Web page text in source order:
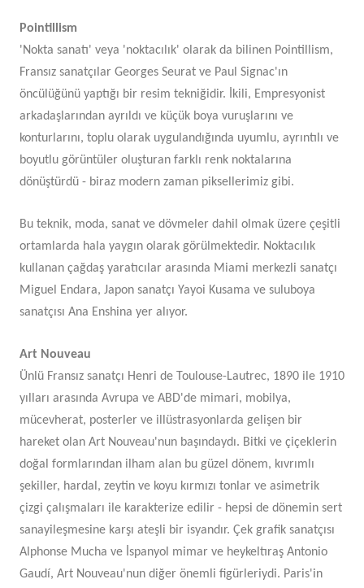
Pointillism
'Nokta sanatı' veya 'noktacılık' olarak da bilinen Pointillism,
Fransız sanatçılar Georges Seurat ve Paul Signac'ın
öncülüğünü yaptığı bir resim tekniğidir. İkili, Empresyonist
arkadaşlarından ayrıldı ve küçük boya vuruşlarını ve
konturlarını, toplu olarak uygulandığında uyumlu, ayrıntılı ve
boyutlu görüntüler oluşturan farklı renk noktalarına
dönüştürdü - biraz modern zaman piksellerimiz gibi.
Bu teknik, moda, sanat ve dövmeler dahil olmak üzere çeşitli
ortamlarda hala yaygın olarak görülmektedir. Noktacılık
kullanan çağdaş yaratıcılar arasında Miami merkezli sanatçı
Miguel Endara, Japon sanatçı Yayoi Kusama ve suluboya
sanatçısı Ana Enshina yer alıyor.
Art Nouveau
Ünlü Fransız sanatçı Henri de Toulouse-Lautrec, 1890 ile 1910
yılları arasında Avrupa ve ABD'de mimari, mobilya,
mücevherat, posterler ve illüstrasyonlarda gelişen bir
hareket olan Art Nouveau'nun başındaydı. Bitki ve çiçeklerin
doğal formlarından ilham alan bu güzel dönem, kıvrımlı
şekiller, hardal, zeytin ve koyu kırmızı tonlar ve asimetrik
çizgi çalışmaları ile karakterize edilir - hepsi de dönemin sert
sanayileşmesine karşı ateşli bir isyandır. Çek grafik sanatçısı
Alphonse Mucha ve İspanyol mimar ve heykeltıraş Antonio
Gaudí, Art Nouveau'nun diğer önemli figürleriydi. Paris'in